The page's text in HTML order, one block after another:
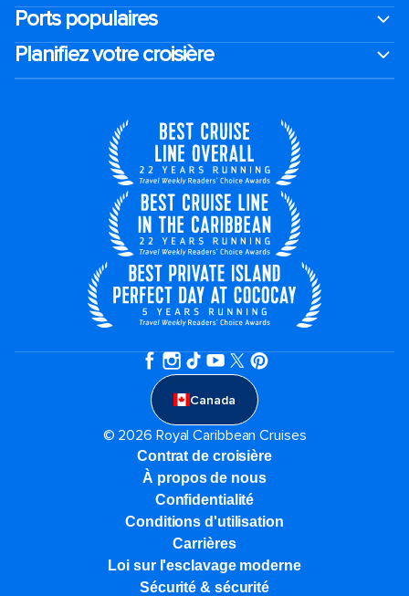
Ports populaires
Planifiez votre croisière
Canada
© 2026 Royal Caribbean Cruises
Contrat de croisière
À propos de nous
Confidentialité
Conditions d'utilisation
Carrières
Loi sur l'esclavage moderne
Sécurité & sécurité